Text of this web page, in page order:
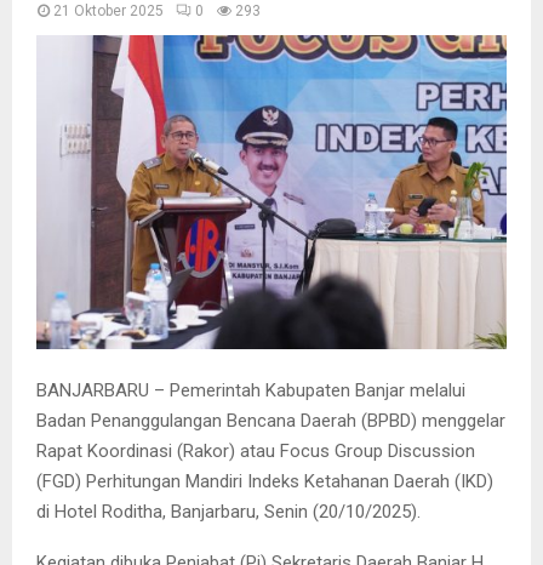
21 Oktober 2025 0 293
BANJARBARU – Pemerintah Kabupaten Banjar melalui
Badan Penanggulangan Bencana Daerah (BPBD) menggelar
Rapat Koordinasi (Rakor) atau Focus Group Discussion
(FGD) Perhitungan Mandiri Indeks Ketahanan Daerah (IKD)
di Hotel Roditha, Banjarbaru, Senin (20/10/2025).